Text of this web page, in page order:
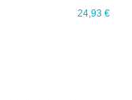
24,93 €